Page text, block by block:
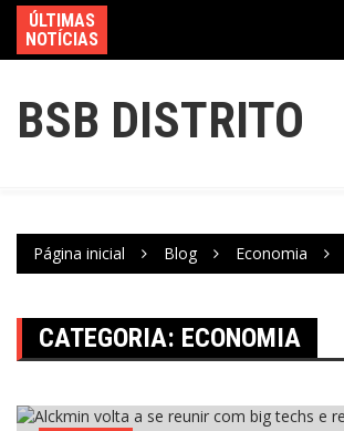
ÚLTIMAS
NOTÍCIAS
BSB DISTRITO
Página inicial Blog Economia
CATEGORIA: ECONOMIA